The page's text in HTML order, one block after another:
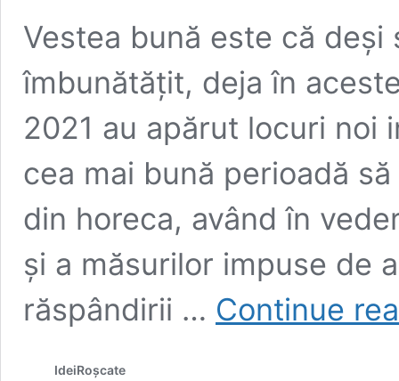
Vestea bună este că
îmbunătățit, deja în
2021 au apărut locuri noi
cea mai bună perioadă
din horeca, având în
și a măsurilor impuse de
răspândirii … Continue
IdeiRoșcate